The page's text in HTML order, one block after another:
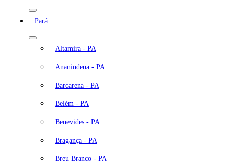
Pará
Altamira - PA
Ananindeua - PA
Barcarena - PA
Belém - PA
Benevides - PA
Bragança - PA
Breu Branco - PA